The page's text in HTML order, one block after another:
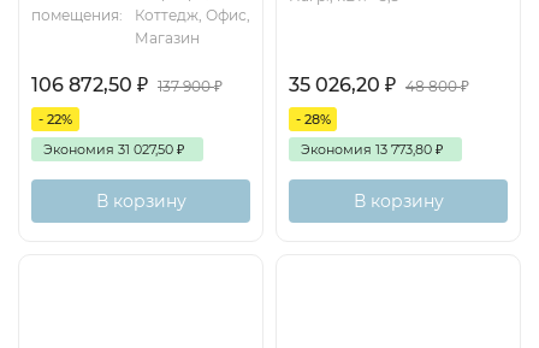
помещения:
Коттедж, Офис,
Магазин
106 872,50 ₽ 137 900₽
- 22%
Экономия 31 027,50 ₽
В корзину
35 026,20 ₽ 48 800₽
- 28%
Экономия 13 773,80 ₽
В корзину